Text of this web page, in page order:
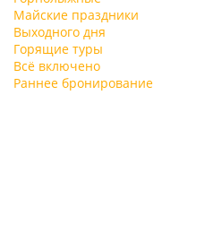
Майские праздники
Выходного дня
Горящие туры
Всё включено
Раннее бронирование